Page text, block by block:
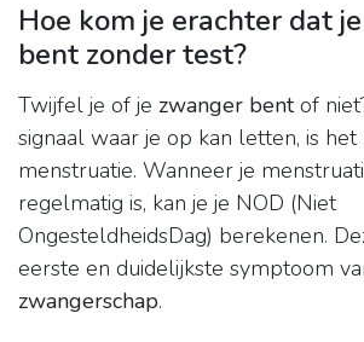
Hoe kom je erachter dat
bent zonder test?
Twijfel je of je zwanger bentof
signaal waar je op kan letten, is
menstruatie. Wanneer je
regelmatig is, kan je je NOD (Niet
OngesteldheidsDag) berekenen.
eerste en duidelijkste symptoom
zwangerschap.